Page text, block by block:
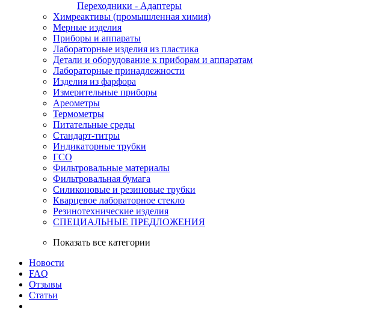
Переходники - Адаптеры
Химреактивы (промышленная химия)
Мерные изделия
Приборы и аппараты
Лабораторные изделия из пластика
Детали и оборудование к приборам и аппаратам
Лабораторные принадлежности
Изделия из фарфора
Измерительные приборы
Ареометры
Термометры
Питательные среды
Стандарт-титры
Индикаторные трубки
ГСО
Фильтровальные материалы
Фильтровальная бумага
Силиконовые и резиновые трубки
Кварцевое лабораторное стекло
Резинотехнические изделия
СПЕЦИАЛЬНЫЕ ПРЕДЛОЖЕНИЯ
Показать все категории
Новости
FAQ
Отзывы
Статьи